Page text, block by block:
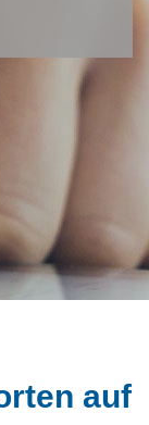
auf